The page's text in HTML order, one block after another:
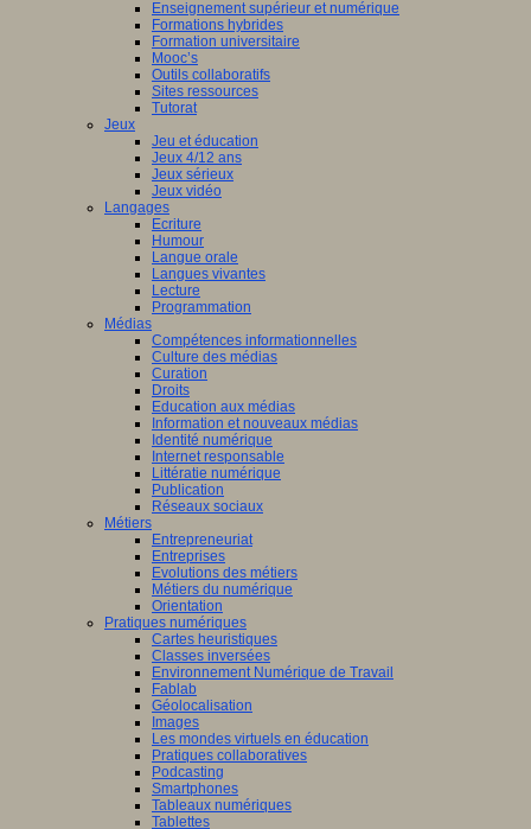
Enseignement supérieur et numérique
Formations hybrides
Formation universitaire
Mooc’s
Outils collaboratifs
Sites ressources
Tutorat
Jeux
Jeu et éducation
Jeux 4/12 ans
Jeux sérieux
Jeux vidéo
Langages
Ecriture
Humour
Langue orale
Langues vivantes
Lecture
Programmation
Médias
Compétences informationnelles
Culture des médias
Curation
Droits
Education aux médias
Information et nouveaux médias
Identité numérique
Internet responsable
Littératie numérique
Publication
Réseaux sociaux
Métiers
Entrepreneuriat
Entreprises
Evolutions des métiers
Métiers du numérique
Orientation
Pratiques numériques
Cartes heuristiques
Classes inversées
Environnement Numérique de Travail
Fablab
Géolocalisation
Images
Les mondes virtuels en éducation
Pratiques collaboratives
Podcasting
Smartphones
Tableaux numériques
Tablettes